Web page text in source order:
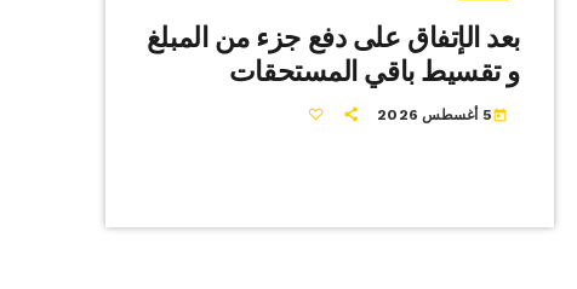
بعد الإتفاق على دفع جزء من المبلغ
و تقسيط باقي المستحقات
today5 أغسطس 2026